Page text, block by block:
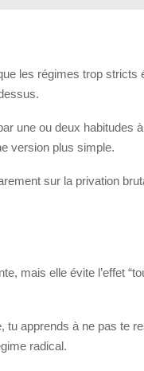
les régimes trop stricts
une ou deux habitudes
version plus simple.
sur la privation
mais elle évite l’effet
tu apprends à ne pas te
radical.